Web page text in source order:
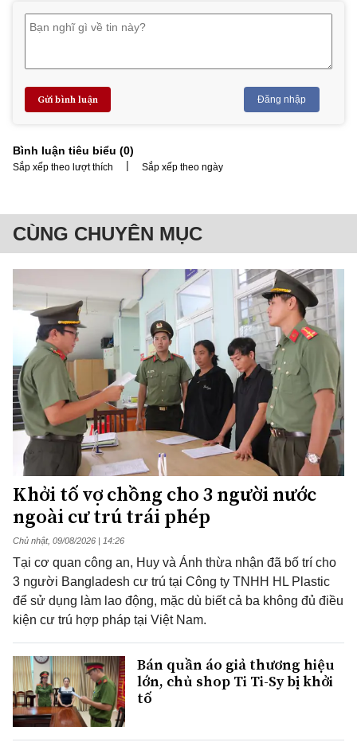
Gửi bình luận Đăng nhập
Bình luận tiêu biểu (0)
Sắp xếp theo lượt thích | Sắp xếp theo ngày
CÙNG CHUYÊN MỤC
Khởi tố vợ chồng cho 3 người nước
ngoài cư trú trái phép
Chủ nhật, 09/08/2026 | 14:26
Tại cơ quan công an, Huy và Ánh thừa nhận đã bố trí cho
3 người Bangladesh cư trú tại Công ty TNHH HL Plastic
để sử dụng làm lao động, mặc dù biết cả ba không đủ điều
kiện cư trú hợp pháp tại Việt Nam.
Bán quần áo giả thương hiệu
lớn, chủ shop Ti Ti-Sy bị khởi
tố